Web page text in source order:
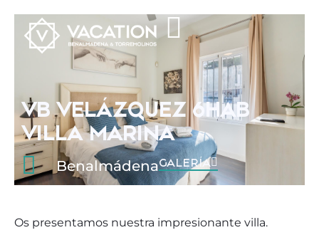
VB VELÁZQUEZ 6HAB
VILLA MARINA
BenalmádenaGALERÍA
Os presentamos nuestra impresionante villa.